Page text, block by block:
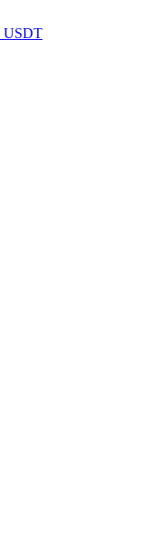
1788 USDT